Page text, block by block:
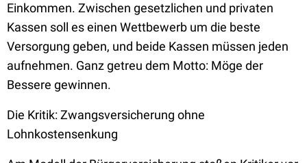
Einkommen. Zwischen gesetzlichen und privaten
Kassen soll es einen Wettbewerb um die beste
Versorgung geben, und beide Kassen müssen jeden
aufnehmen. Ganz getreu dem Motto: Möge der
Bessere gewinnen.
Die Kritik: Zwangsversicherung ohne
Lohnkostensenkung